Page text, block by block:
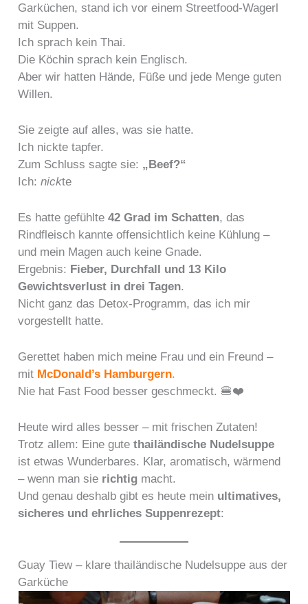
Garküchen, stand ich vor einem Streetfood-Wagerl
mit Suppen.
Ich sprach kein Thai.
Die Köchin sprach kein Englisch.
Aber wir hatten Hände, Füße und jede Menge guten
Willen.
Sie zeigte auf alles, was sie hatte.
Ich nickte tapfer.
Zum Schluss sagte sie: „Beef?“
Ich:nickte
Es hatte gefühlte42 Grad im Schatten, das
Rindfleisch kannte offensichtlich keine Kühlung –
und mein Magen auch keine Gnade.
Ergebnis: Fieber, Durchfall und 13 Kilo
Gewichtsverlust in drei Tagen.
Nicht ganz das Detox-Programm, das ich mir
vorgestellt hatte.
Gerettet haben mich meine Frau und ein Freund –
mit McDonald’s Hamburgern.
Nie hat Fast Food besser geschmeckt. 🍔❤️
Heute wird alles besser – mit frischen Zutaten!
Trotz allem: Eine gutethailändische Nudelsuppe
ist etwas Wunderbares. Klar, aromatisch, wärmend
– wenn man sie richtig macht.
Und genau deshalb gibt es heute mein ultimatives,
sicheres und ehrliches Suppenrezept:
Guay Tiew – klare thailändische Nudelsuppe aus der
Garküche